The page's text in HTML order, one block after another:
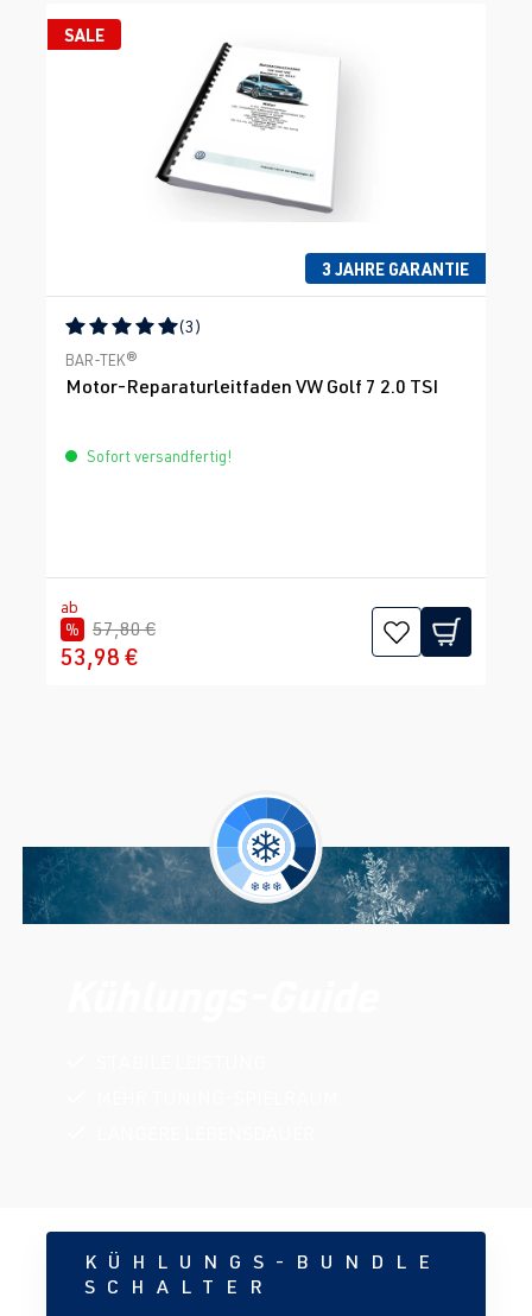
SALE
3 JAHRE GARANTIE
Durchschnittliche Bewertung von 5 von 5 Sternen
(3)
BAR-TEK®
Motor-Reparaturleitfaden VW Golf 7 2.0 TSI
Sofort versandfertig!
ab
% 57,80 €
53,98 €
KÜHLUNGS-BUNDLE
SCHALTER